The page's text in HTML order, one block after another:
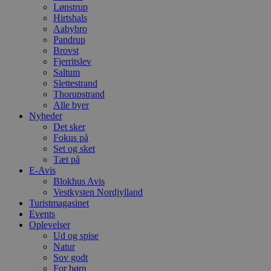
Lønstrup
Hirtshals
Aabybro
Pandrup
Brovst
Fjerritslev
Saltum
Slettestrand
Thorupstrand
Alle byer
Nyheder
Det sker
Fokus på
Set og sket
Tæt på
E-Avis
Blokhus Avis
Vestkysten Nordjylland
Turistmagasinet
Events
Oplevelser
Ud og spise
Natur
Sov godt
For børn